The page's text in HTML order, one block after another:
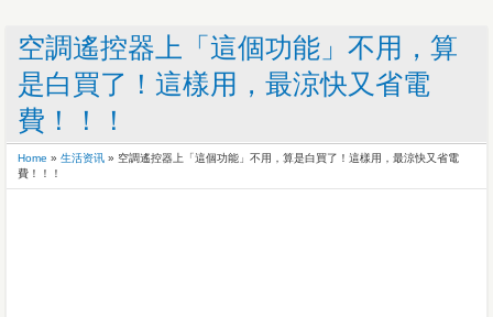
空調遙控器上「這個功能」不用，算
是白買了！這樣用，最涼快又省電
費！！！
Home » 生活资讯 » 空調遙控器上「這個功能」不用，算是白買了！這樣用，最涼快又省電
費！！！